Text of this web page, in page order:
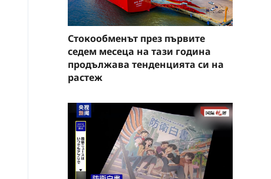
Стокообменът през първите
седем месеца на тази година
продължава тенденцията си на
растеж